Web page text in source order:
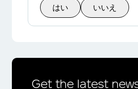
はい いいえ
Get the latest